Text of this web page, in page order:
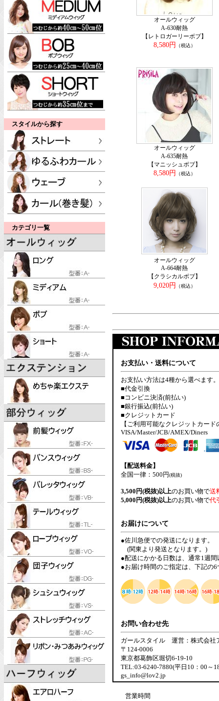
スタイルから探す
カテゴリ一覧
オールウィッグ
A-630耐熱
【レトロガーリーボブ】
8,580円 （税込）
オールウィッグ
A-635耐熱
【マニッシュボブ】
8,580円 （税込）
オールウィッグ
A-664耐熱
【クラシカルボブ】
9,020円
（税込）
お支払い・送料について
お支払い方法は4種から選べます。
■代金引換
■コンビニ決済(前払い)
■銀行振込(前払い)
■クレジットカード
【ご利用可能なクレジットカード
VISA/Master/JCB/AMEX/Diners
【配送料金】
全国一律：500円(税抜)
3,500円(税抜)以上のお買い物で送
5,000円(税抜)以上のお買い物で代
お届けについて
●佐川急便での発送になります。
(関東より発送となります。)
●配送にかかる日数は、通常1週
●お届け時間のご指定は、下記の
お問い合わせ先
ガールスタイル 運営：株式会社
〒124-0006
東京都葛飾区堀切6-19-10
TEL:03-6240-7880(平日10：00～
gs_info@lov2.jp
営業時間